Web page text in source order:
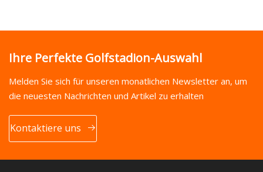
Ihre Perfekte Golfstadion-Auswahl
Melden Sie sich für unseren monatlichen Newsletter an, um
die neuesten Nachrichten und Artikel zu erhalten
Kontaktiere uns